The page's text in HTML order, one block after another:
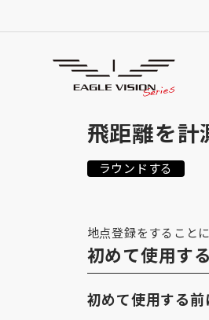
使用方法
HOW TO USE
飛距離を計
ラウンドする
地点登録をすること
初めて使用す
初めて使用する前